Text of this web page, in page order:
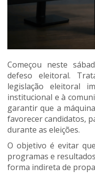
Começou neste
defeso eleitoral.
legislação eleitoral
institucional e à
garantir que a
favorecer candidatos,
durante as eleições.
O objetivo é evitar
programas e
forma indireta de